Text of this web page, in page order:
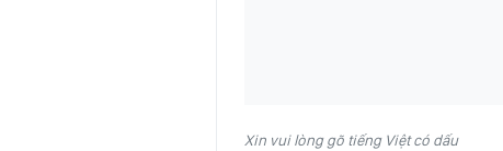
Xin vui lòng gõ tiếng Việt có dấu